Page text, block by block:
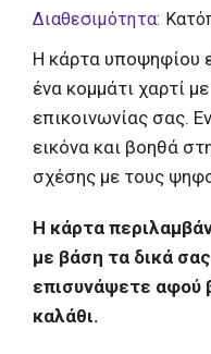
Διαθεσιμότητα:
Η κάρτα υποψηφίου
ένα κομμάτι χαρτί
επικοινωνίας σας.
εικόνα και βοηθά
σχέσης με τους
Η κάρτα
με βάση τα δικά
επισυνάψετε αφού
καλάθι.